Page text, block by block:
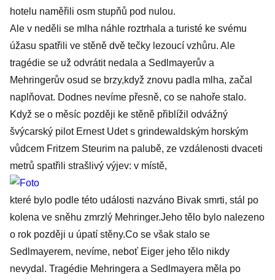
hotelu naměřili osm stupňů pod nulou.
Ale v neděli se mlha náhle roztrhala a turisté ke svému
úžasu spatřili ve stěně dvě tečky lezoucí vzhůru. Ale
tragédie se už odvrátit nedala a Sedlmayerův a
Mehringerův osud se brzy,když znovu padla mlha, začal
naplňovat. Dodnes nevíme přesně, co se nahoře stalo.
Když se o měsíc později ke stěně přiblížil odvážný
švýcarský pilot Ernest Udet s grindewaldským horským
vůdcem Fritzem Steurim na palubě, ze vzdálenosti dvaceti
metrů spatřili strašlivý výjev: v místě,
které bylo podle této události nazváno Bivak smrti, stál po
kolena ve sněhu zmrzlý Mehringer.Jeho tělo bylo nalezeno
o rok později u úpatí stěny.Co se však stalo se
Sedlmayerem, nevíme, neboť Eiger jeho tělo nikdy
nevydal. Tragédie Mehringera a Sedlmayera měla po